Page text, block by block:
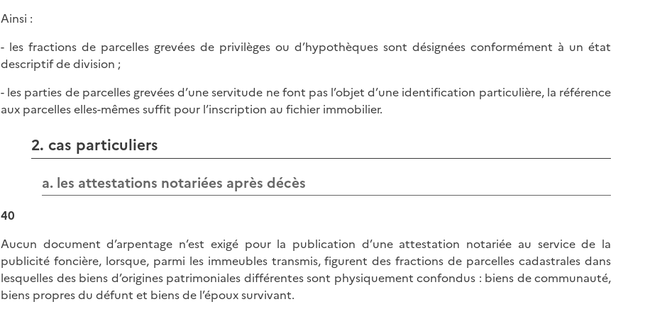
Ainsi :
- les fractions de parcelles grevées de privilèges ou d’hypothèques sont désignées conformément à un état
descriptif de division ;
- les parties de parcelles grevées d’une servitude ne font pas l’objet d’une identification particulière, la référence
aux parcelles elles-mêmes suffit pour l’inscription au fichier immobilier.
2. cas particuliers
a. les attestations notariées après décès
40
Aucun document d’arpentage n’est exigé pour la publication d’une attestation notariée au service de la
publicité foncière, lorsque, parmi les immeubles transmis, figurent des fractions de parcelles cadastrales dans
lesquelles des biens d’origines patrimoniales différentes sont physiquement confondus : biens de communauté,
biens propres du défunt et biens de l’époux survivant.